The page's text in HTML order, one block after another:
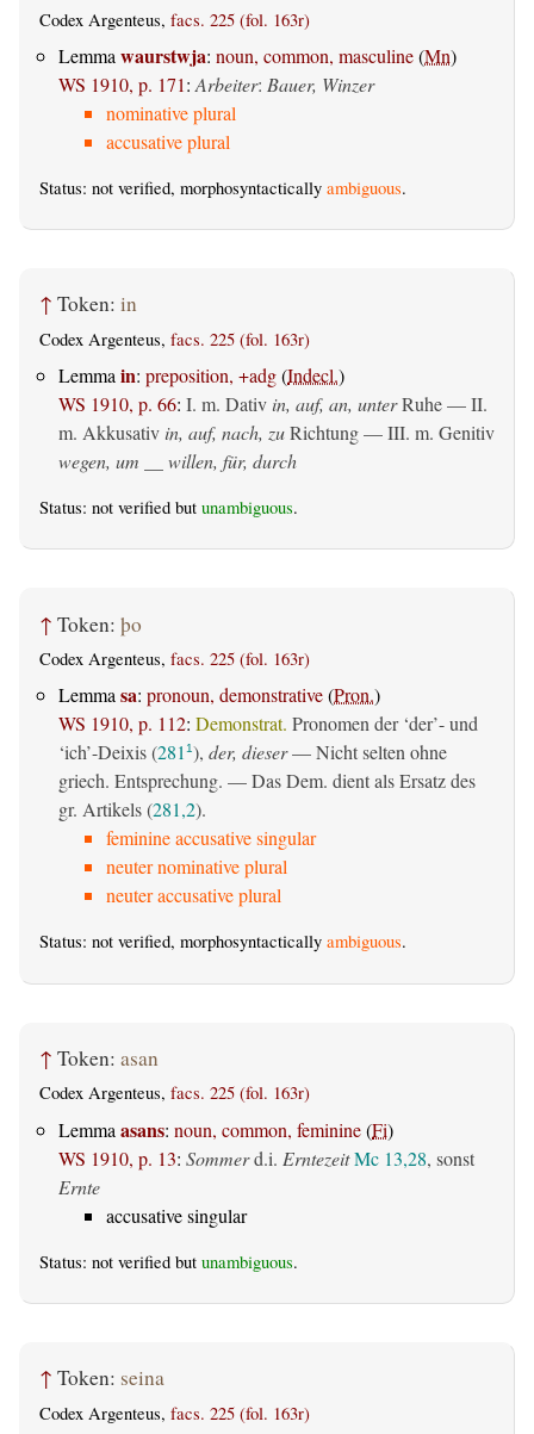
Codex Argenteus, facs. 225 (fol. 163r)
Lemma waurstwja: noun, common, masculine(Mn)
WS 1910, p. 171: Arbeiter: Bauer, Winzer
nominative plural
accusative plural
Status: not verified, morphosyntactically ambiguous.
↑ Token: in
Codex Argenteus, facs. 225 (fol. 163r)
Lemma in: preposition, +adg(Indecl.)
WS 1910, p. 66: I. m. Dativ in, auf, an, unterRuhe — II.
m. Akkusativ in, auf, nach, zuRichtung — III. m. Genitiv
wegen, um __ willen, für, durch
Status: not verified but unambiguous.
↑ Token: þo
Codex Argenteus, facs. 225 (fol. 163r)
Lemmasa: pronoun, demonstrative(Pron.)
WS 1910, p. 112: Demonstrat. Pronomen der ‘der’- und
‘ich’-Deixis (281 1), der, dieser— Nicht selten ohne
griech. Entsprechung. — Das Dem. dient als Ersatz des
gr. Artikels (281,2).
feminine accusative singular
neuter nominative plural
neuter accusative plural
Status: not verified, morphosyntactically ambiguous.
↑ Token: asan
Codex Argenteus, facs. 225 (fol. 163r)
Lemma asans: noun, common, feminine(Fi)
WS 1910, p. 13: Sommerd.i. ErntezeitMc 13,28, sonst
Ernte
accusative singular
Status: not verified but unambiguous.
↑ Token: seina
Codex Argenteus, facs. 225 (fol. 163r)